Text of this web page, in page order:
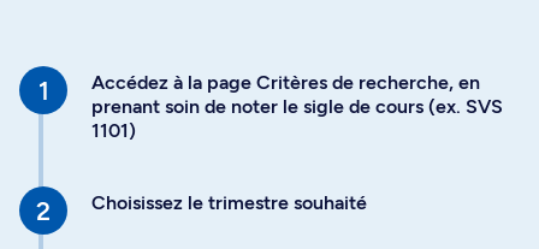
Accédez à la page Critères de recherche, en
prenant soin de noter le sigle de cours (ex. SVS
1101)
Choisissez le trimestre souhaité